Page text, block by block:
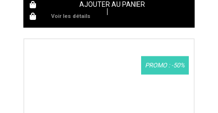
AJOUTER AU PANIER
Voir les détails
PROMO : -50%